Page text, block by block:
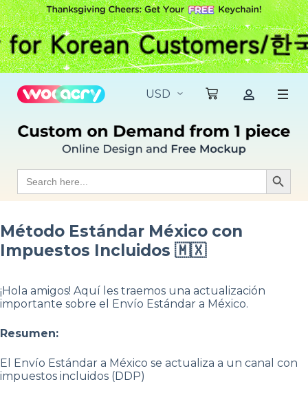
S
k
i
p
t
c
o
t
tSearch
for: Search
Método Estándar México con
Impuestos Incluidos 🇲🇽
¡Hola amigos! Aquí les traemos una actualización
importante sobre el Envío Estándar a México.
Resumen:
El Envío Estándar a México se actualiza a un canal con
impuestos incluidos (DDP)